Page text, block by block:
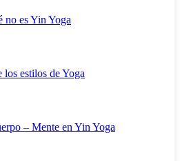
no es Yin Yoga
los estilos de Yoga
– Mente en Yin Yoga